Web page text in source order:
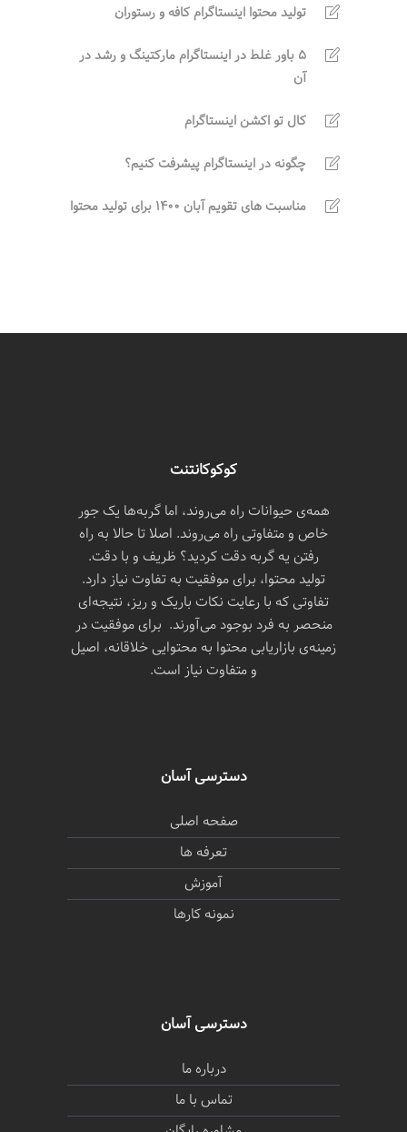
تولید محتوا اینستاگرام کافه و رستوران
5 باور غلط در اینستاگرام مارکتینگ و رشد در
آن
کال تو اکشن اینستاگرام
چگونه در اینستاگرام پیشرفت کنیم؟
مناسبت های تقویم آبان 1400 برای تولید محتوا
کوکوکانتنت
همه‌ی حیوانات راه می‌روند، اما گربه‌ها یک جور
خاص و متفاوتی راه می‌روند. اصلا تا حالا به راه
رفتن یه گربه دقت کردید؟ ظریف و با دقت.
تولید محتوا، برای موفقیت به تفاوت نیاز دارد.
تفاوتی که با رعایت نکات باریک و ریز، نتیجه‌ای
منحصر به فرد بوجود می‌آورند. برای موفقیت در
زمینه‌ی بازاریابی محتوا به محتوایی خلاقانه، اصیل
و متفاوت نیاز است.
دسترسی آسان
صفحه اصلی
تعرفه ها
آموزش
نمونه کارها
دسترسی آسان
درباره ما
تماس با ما